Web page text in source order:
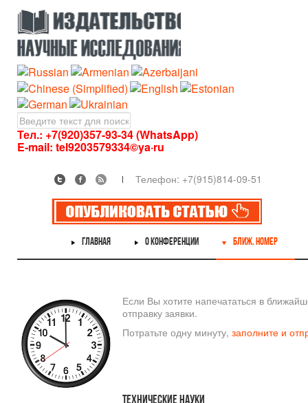
Тел.: +7(920)357-93-34 (WhatsApp)
E-mail: tel9203579334©ya·ru
Телефон: +7(915)814-09-51
ГЛАВНАЯ О КОНФЕРЕНЦИИ БЛИЖ. НОМЕР
Если Вы хотите напечататься в
отправку заявки.
Потратьте одну минуту, заполните и